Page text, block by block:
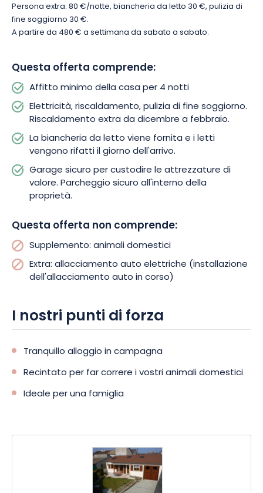
l’alloggio di Jules, con la sua calda atmosfera, vi offrirà il
comfort e la tranquillità necessari per una piacevole vacanza.
Persona extra: 80 €/notte, biancheria da letto 30 €, pulizia di
fine soggiorno 30 €.
A partire da 480 € a settimana da sabato a sabato.
Questa offerta comprende:
Affitto minimo della casa per 4 notti
Elettricità, riscaldamento, pulizia di fine soggiorno.
Riscaldamento extra da dicembre a febbraio.
La biancheria da letto viene fornita e i letti
vengono rifatti il giorno dell'arrivo.
Garage sicuro per custodire le attrezzature di
valore. Parcheggio sicuro all'interno della
proprietà.
Questa offerta non comprende:
Supplemento: animali domestici
Extra: allacciamento auto elettriche (installazione
dell'allacciamento auto in corso)
I nostri punti di forza
Tranquillo alloggio in campagna
Recintato per far correre i vostri animali domestici
Ideale per una famiglia